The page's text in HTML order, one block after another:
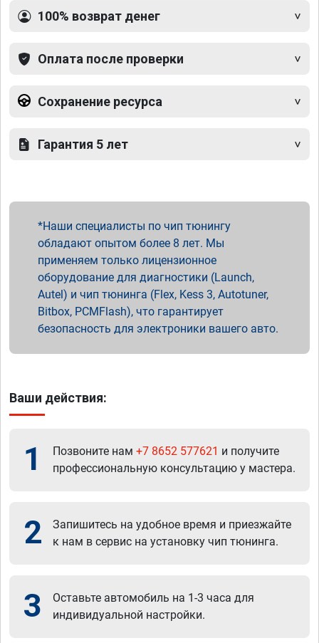
100% возврат денег
Оплата после проверки
Сохранение ресурса
Гарантия 5 лет
Наши специалисты по чип тюнингу
обладают опытом более 8 лет. Мы
применяем только лицензионное
оборудование для диагностики (Launch,
Autel) и чип тюнинга (Flex, Kess 3, Autotuner,
Bitbox, PCMFlash), что гарантирует
безопасность для электроники вашего авто.
Ваши действия:
1 Позвоните нам +7 8652 577621 и получите
профессиональную консультацию у мастера.
2
Запишитесь на удобное время и приезжайте
к нам в сервис на установку чип тюнинга.
3
Оставьте автомобиль на 1-3 часа для
индивидуальной настройки.